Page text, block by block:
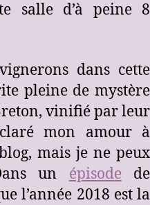
salle d’à peine 8
dans cette
pleine de mystère
vinifié par leur
mon amour à
mais je ne peux
un épisode de
l’année 2018 est la